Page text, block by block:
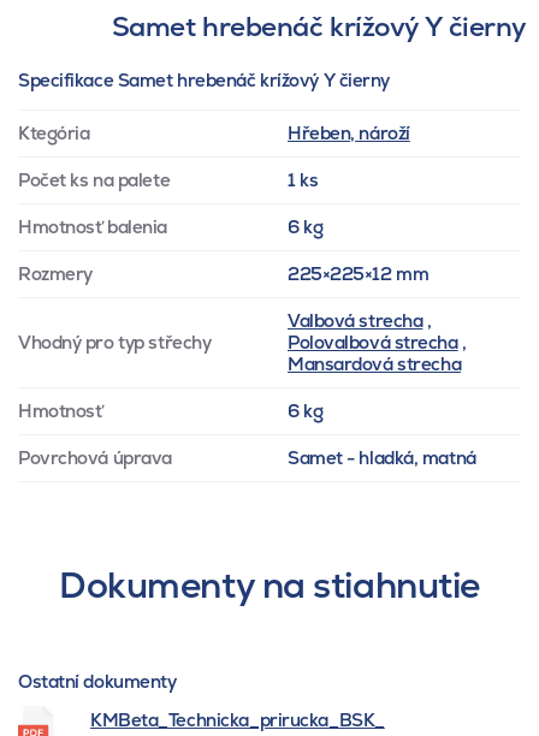
Samet hrebenáč krížový Y čierny
Specifikace Samet hrebenáč krížový Y čierny
Ktegória Hřeben, nároží
Počet ks na palete 1 ks
Hmotnosť balenia 6 kg
Rozmery 225×225×12 mm
Vhodný pro typ střechy
Valbová strecha,
Polovalbová strecha,
Mansardová strecha
Hmotnosť 6 kg
Povrchová úprava Samet - hladká, matná
Dokumenty na stiahnutie
Ostatní dokumenty
KMBeta_Technicka_prirucka_BSK_